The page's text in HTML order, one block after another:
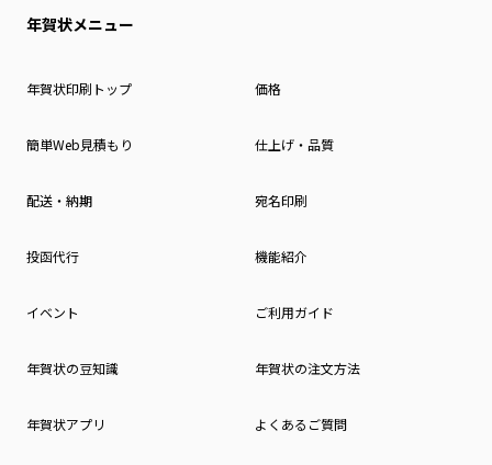
年賀状メニュー
年賀状印刷トップ 価格
簡単Web見積もり 仕上げ・品質
配送・納期 宛名印刷
投函代行 機能紹介
イベント ご利用ガイド
年賀状の豆知識 年賀状の注文方法
年賀状アプリ よくあるご質問